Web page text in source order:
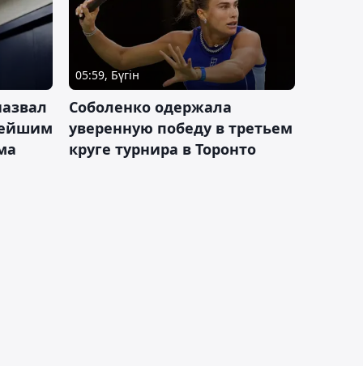
05:59, Бүгін
Соболенко одержала
уверенную победу в третьем
круге турнира в Торонто